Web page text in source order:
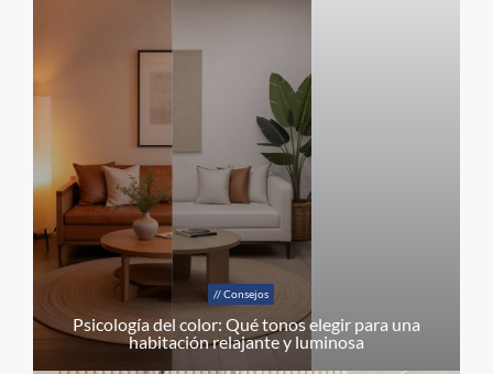
// Consejos
Psicología del color: Qué tonos elegir para una
habitación relajante y luminosa